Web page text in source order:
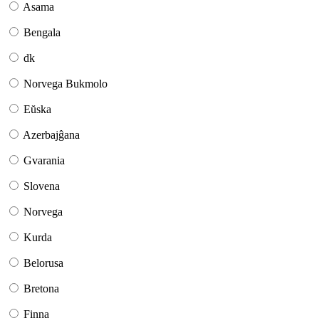
Asama
Bengala
dk
Norvega Bukmolo
Eŭska
Azerbajĝana
Gvarania
Slovena
Norvega
Kurda
Belorusa
Bretona
Finna